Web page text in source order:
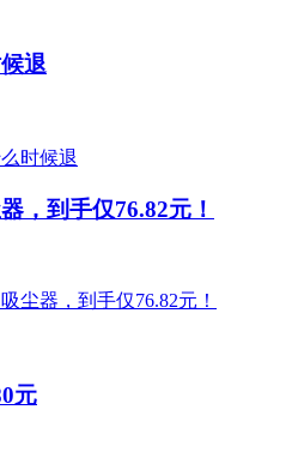
退
，到手仅76.82元！
元